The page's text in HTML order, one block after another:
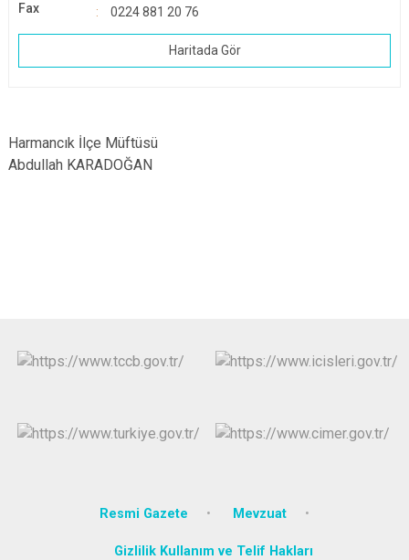
Fax
0224 881 20 76
Haritada Gör
Harmancık İlçe Müftüsü
Abdullah KARADOĞAN
Resmi Gazete Mevzuat
Gizlilik Kullanım ve Telif Hakları